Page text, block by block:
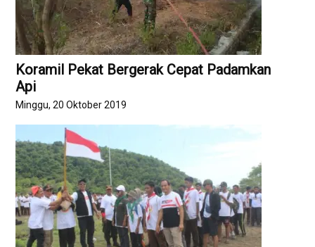
Koramil Pekat Bergerak Cepat Padamkan
Api
Minggu, 20 Oktober 2019